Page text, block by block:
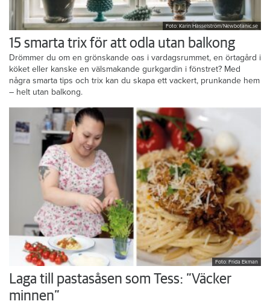
Foto: Karin Hasselström/Newbotanic.se
15 smarta trix för att odla utan balkong
Drömmer du om en grönskande oas i vardagsrummet, en örtagård i
köket eller kanske en välsmakande gurkgardin i fönstret? Med
några smarta tips och trix kan du skapa ett vackert, prunkande hem
– helt utan balkong.
Foto: Frida Ekman
Laga till pastasåsen som Tess: ”Väcker
minnen”